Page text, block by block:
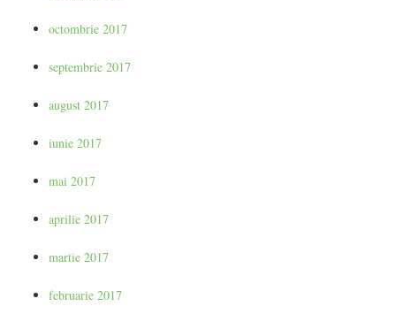
octombrie 2017
septembrie 2017
august 2017
iunie 2017
mai 2017
aprilie 2017
martie 2017
februarie 2017